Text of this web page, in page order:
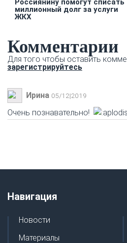
миллионный долг за услуги
ЖКХ
Комментарии
Для того чтобы оставить
зарегистрируйтесь
Ирина 05/12|2019
Очень познавательно!
Навигация
Новости
Материалы